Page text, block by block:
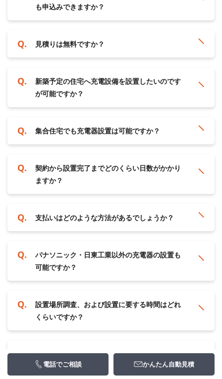
も申込みできますか？
見積りは無料ですか？
新築予定の住宅へ充電設備を設置したいのです
が可能ですか？
集合住宅でも充電器設置は可能ですか？
契約から設置完了までどのくらい日数がかかり
ますか？
支払いはどのような方法があるでしょうか？
パナソニック・日東工業以外の充電器の設置も
可能ですか？
設置場所調査、および設置に要する時間はどれ
くらいですか？
設置場所調査や設置の日程はどう決めるのです
か？電話でご相談 かんたん自動見積